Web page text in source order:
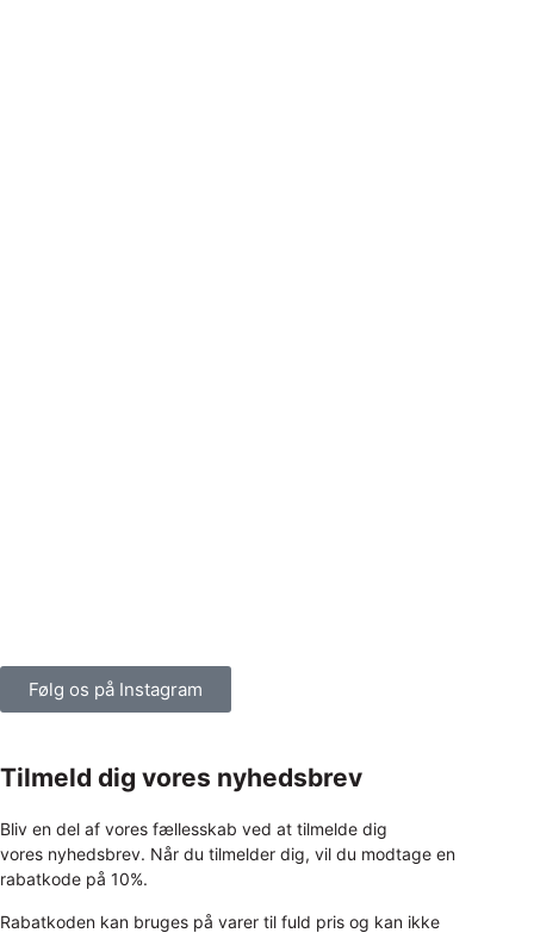
Følg os på Instagram
Tilmeld dig vores nyhedsbrev
Bliv en del af vores fællesskab ved at tilmelde dig
vores nyhedsbrev. Når du tilmelder dig, vil du modtage en
rabatkode på 10%.
Rabatkoden kan bruges på varer til fuld pris og kan ikke